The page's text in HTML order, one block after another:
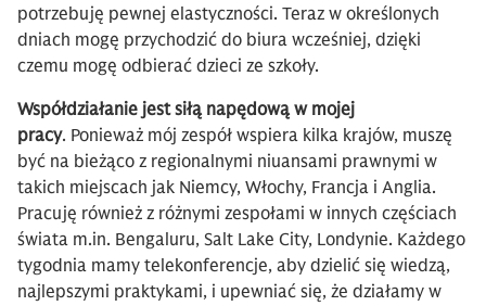
potrzebuję pewnej elastyczności. Teraz w określonych
dniach mogę przychodzić do biura wcześniej, dzięki
czemu mogę odbierać dzieci ze szkoły.
Współdziałanie jest siłą napędową w mojej
pracy. Ponieważ mój zespół wspiera kilka krajów, muszę
być na bieżąco z regionalnymi niuansami prawnymi w
takich miejscach jak Niemcy, Włochy, Francja i Anglia.
Pracuję również z różnymi zespołami w innych częściach
świata m.in. Bengaluru, Salt Lake City, Londynie. Każdego
tygodnia mamy telekonferencje, aby dzielić się wiedzą,
najlepszymi praktykami, i upewniać się, że działamy w